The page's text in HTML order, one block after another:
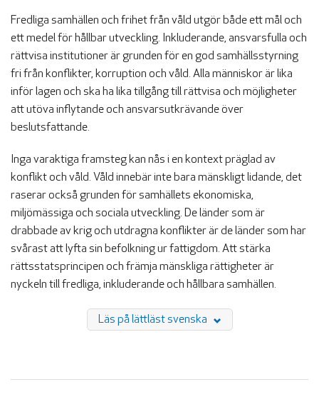
BLIR VÄRLDEN BÄTTRE?
Fredliga samhällen och frihet från våld utgör både ett mål och
ett medel för hållbar utveckling. Inkluderande, ansvarsfulla och
rättvisa institutioner är grunden för en god samhällsstyrning
fri från konflikter, korruption och våld. Alla människor är lika
inför lagen och ska ha lika tillgång till rättvisa och möjligheter
att utöva inflytande och ansvarsutkrävande över
beslutsfattande.
Inga varaktiga framsteg kan nås i en kontext präglad av
konflikt och våld. Våld innebär inte bara mänskligt lidande, det
raserar också grunden för samhällets ekonomiska,
miljömässiga och sociala utveckling. De länder som är
drabbade av krig och utdragna konflikter är de länder som har
svårast att lyfta sin befolkning ur fattigdom. Att stärka
rättsstatsprincipen och främja mänskliga rättigheter är
nyckeln till fredliga, inkluderande och hållbara samhällen.
Läs på lättläst svenska